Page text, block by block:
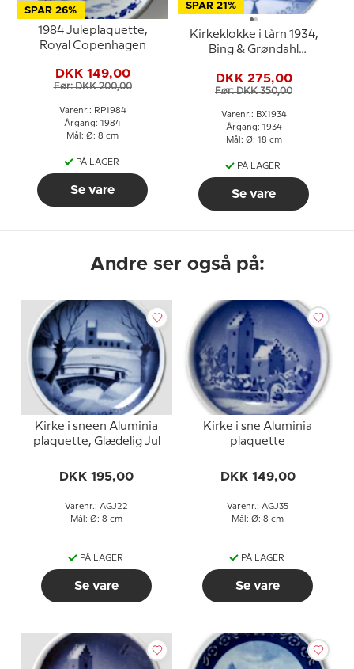
SPAR 26%
1984 Juleplaquette,
Royal Copenhagen
DKK 149,00
Før: DKK 200,00
Varenr.: RP1984
Årgang: 1984
Mål: Ø: 8 cm
PÅ LAGER
Se vare
SPAR 21%
Kirkeklokke i tårn 1934,
Bing & Grøndahl
DKK 275,00
Før: DKK 350,00
Varenr.: BX1934
Årgang: 1934
Mål: Ø: 18 cm
PÅ LAGER
Se vare
Andre ser også på:
Kirke i sneen Aluminia
plaquette, Glædelig Jul
DKK 195,00
Varenr.: AGJ22
Mål: Ø: 8 cm
PÅ LAGER
Se vare
Kirke i sne Aluminia
plaquette
DKK 149,00
Varenr.: AGJ35
Mål: Ø: 8 cm
PÅ LAGER
Se vare